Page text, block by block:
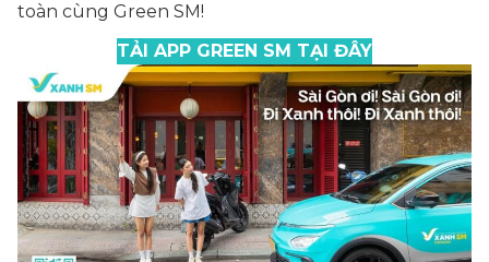
toàn cùng Green SM!
TẢI APP GREEN SM TẠI ĐÂY